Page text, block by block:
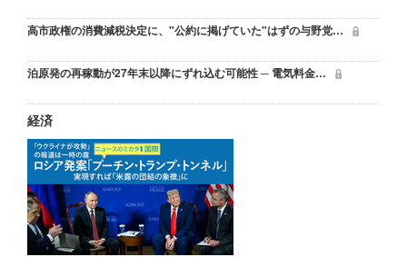
高市政権の消費減税決定に、"公約に掲げていた"はずの与野党…
泊原発の再稼動が27年末以降にずれ込む可能性 ─ 電気料金…
経済